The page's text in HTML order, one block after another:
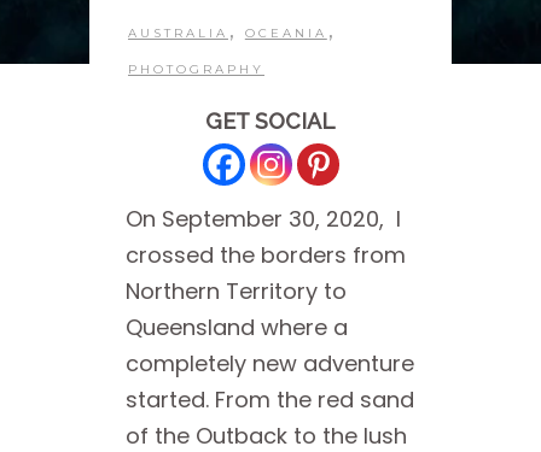
AUSTRALIA , OCEANIA ,
PHOTOGRAPHY
GET SOCIAL
On September 30, 2020, I
crossed the borders from
Northern Territory to
Queensland where a
completely new adventure
started. From the red sand
of the Outback to the lush